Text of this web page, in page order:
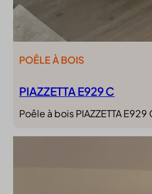
PIAZZETTA E929 C
POÊLE À BOIS
Poêle à bois PIAZZETTA